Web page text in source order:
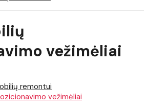
vežimėliai
remontui
vežimėliai